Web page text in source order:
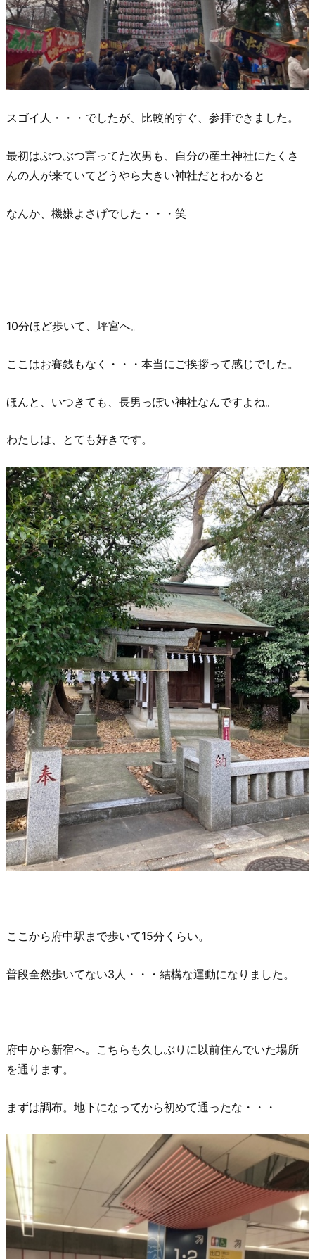
スゴイ人・・・でしたが、比較的すぐ、参拝できました。
最初はぶつぶつ言ってた次男も、自分の産土神社にたくさ
んの人が来ていてどうやら大きい神社だとわかると
なんか、機嫌よさげでした・・・笑
10分ほど歩いて、坪宮へ。
ここはお賽銭もなく・・・本当にご挨拶って感じでした。
ほんと、いつきても、長男っぽい神社なんですよね。
わたしは、とても好きです。
ここから府中駅まで歩いて15分くらい。
普段全然歩いてない3人・・・結構な運動になりました。
府中から新宿へ。こちらも久しぶりに以前住んでいた場所
を通ります。
まずは調布。地下になってから初めて通ったな・・・